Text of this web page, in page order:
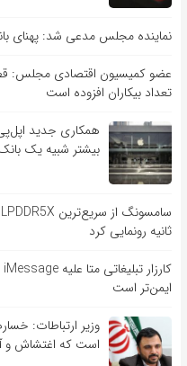
نماینده مجلس مدعی شد: پهنای
عضو کمیسیون اقتصادی مجلس:
تعداد بیکاران افزوده است
همکاری جدید
بیشتر شبیه یک
ثانیه رونمایی کرد
ایمن‌تر است
وزیر ارتباطات:
است که اغتشاش و